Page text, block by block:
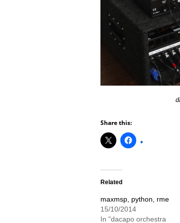
Share this:
Related
maxmsp, python, rme
15/10/2014
In "dacapo orchestra